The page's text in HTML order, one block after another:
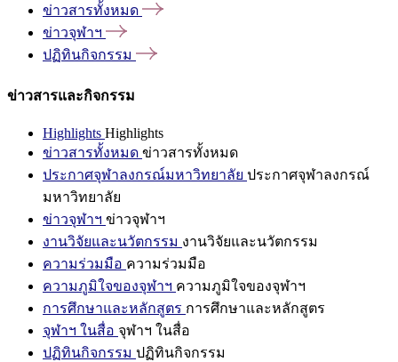
ข่าวสารทั้งหมด
ข่าวจุฬาฯ
ปฏิทินกิจกรรม
ข่าวสารและกิจกรรม
Highlights Highlights
ข่าวสารทั้งหมด ข่าวสารทั้งหมด
ประกาศจุฬาลงกรณ์มหาวิทยาลัย ประกาศจุฬาลงกรณ์
มหาวิทยาลัย
ข่าวจุฬาฯ ข่าวจุฬาฯ
งานวิจัยและนวัตกรรม งานวิจัยและนวัตกรรม
ความร่วมมือ ความร่วมมือ
ความภูมิใจของจุฬาฯ ความภูมิใจของจุฬาฯ
การศึกษาและหลักสูตร การศึกษาและหลักสูตร
จุฬาฯ ในสื่อ จุฬาฯ ในสื่อ
ปฏิทินกิจกรรม ปฏิทินกิจกรรม